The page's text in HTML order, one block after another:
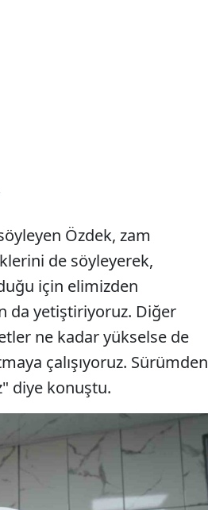
Özdek, zam
de söyleyerek,
için elimizden
da yetiştiriyoruz. Diğer
ne kadar yükselse de
çalışıyoruz. Sürümden
diye konuştu.